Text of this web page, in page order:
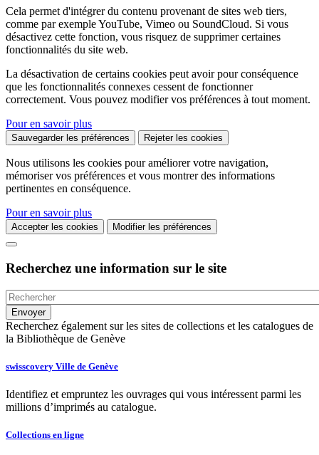
Cela permet d'intégrer du contenu provenant de sites web tiers,
comme par exemple YouTube, Vimeo ou SoundCloud. Si vous
désactivez cette fonction, vous risquez de supprimer certaines
fonctionnalités du site web.
La désactivation de certains cookies peut avoir pour conséquence
que les fonctionnalités connexes cessent de fonctionner
correctement. Vous pouvez modifier vos préférences à tout moment.
Pour en savoir plus
Sauvegarder les préférences Rejeter les cookies
Nous utilisons les cookies pour améliorer votre navigation,
mémoriser vos préférences et vous montrer des informations
pertinentes en conséquence.
Pour en savoir plus
Accepter les cookies Modifier les préférences
Recherchez une information sur le site
Recherchez également sur les sites de collections et les catalogues de
la Bibliothèque de Genève
swisscovery Ville de Genève
Identifiez et empruntez les ouvrages qui vous intéressent parmi les
millions d’imprimés au catalogue.
Collections en ligne